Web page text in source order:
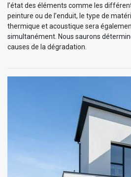
l’état des éléments comme les
peinture ou de l’enduit, le type de
thermique et acoustique sera
simultanément. Nous saurons
causes de la dégradation.